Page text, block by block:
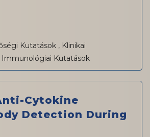
Kutatások , Klinikai
Immunológiai Kutatások
Cytokine
Detection During